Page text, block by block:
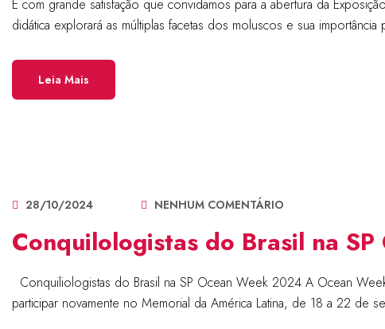
É com grande satisfação que convidamos para a abertura da
didática explorará as múltiplas facetas dos moluscos e sua
Leia Mais
28/10/2024 NENHUM COMENTÁRIO
Conquilologistas do Brasil na
Conquiliologistas do Brasil na SP Ocean Week 2024 A Ocean
participar novamente no Memorial da América Latina, de 18 a 22